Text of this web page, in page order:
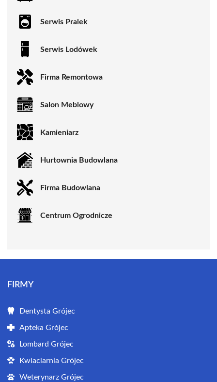
Serwis Pralek
Serwis Lodówek
Firma Remontowa
Salon Meblowy
Kamieniarz
Hurtownia Budowlana
Firma Budowlana
Centrum Ogrodnicze
FIRMY
Dentysta Grójec
Apteka Grójec
Lombard Grójec
Kwiaciarnia Grójec
Weterynarz Grójec